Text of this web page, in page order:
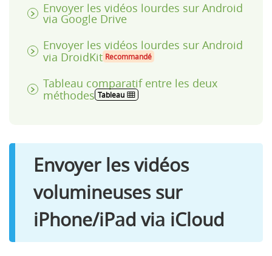
Envoyer les vidéos lourdes sur Android
via Google Drive
Envoyer les vidéos lourdes sur Android
via DroidKit Recommandé
Tableau comparatif entre les deux
méthodes Tableau
Envoyer les vidéos
volumineuses sur
iPhone/iPad via iCloud